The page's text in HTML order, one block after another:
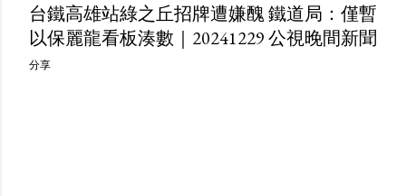
台鐵高雄站綠之丘招牌遭嫌醜 鐵道局：僅暫
以保麗龍看板湊數｜20241229 公視晚間新聞
分享